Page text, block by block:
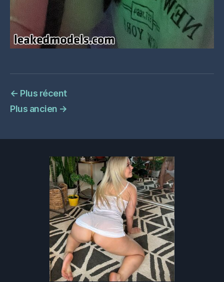
← Plus récent
Plus ancien →